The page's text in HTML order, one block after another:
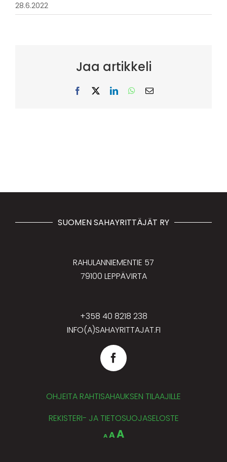
28.6.2022
Jaa artikkeli
Facebook LinkedInWhatsAppSähköposti
SUOMEN SAHAYRITTÄJÄT RY
RAHULANNIEMENTIE 57
79100 LEPPÄVIRTA
+358 40 8218 238
INFO(A)SAHAYRITTAJAT.FI
OHJEITA RAHTISAHAUKSEN TILAAJILLE
REKISTERI- JA TIETOSUOJASELOSTE
A
Decrease
font
A Reset
AIncrease